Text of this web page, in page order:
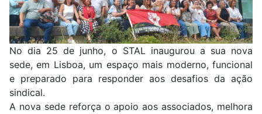
No dia 25 de junho, o STAL inaugurou a sua nova
sede, em Lisboa, um espaço mais moderno, funcional
e preparado para responder aos desafios da ação
sindical.
A nova sede reforça o apoio aos associados, melhora